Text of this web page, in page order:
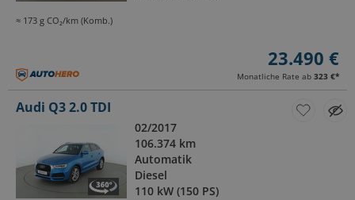
≈ 173 g CO₂/km (Komb.)
23.490 €
Monatliche Rate ab 323 €*
Audi Q3 2.0 TDI
02/2017
106.374 km
Automatik
Diesel
110 kW (150 PS)